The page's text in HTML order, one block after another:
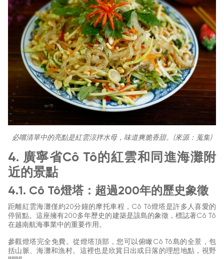
必嚐清單中的亮點是紅雲涼拌水母，味道爽脆香甜。(來源：蒐集)
4. 廣寧省Cô Tô的紅雲和同進海灘附
近的景點
4.1. Cô Tô燈塔：超過200年的歷史象徵
距離紅雲海灘僅約20分鐘的摩托車程，Cô Tô燈塔是許多人喜愛的
停留點。這座擁有200多年歷史的建築是該島的象徵，標誌著Cô Tô
在越南航海事業中的重要作用。
參觀燈塔完全免費。從燈塔頂部，您可以俯瞰Cô Tô島的全景，包
括山脈、海灘和漁村。這裡也是欣賞日出或日落的理想地點，視野